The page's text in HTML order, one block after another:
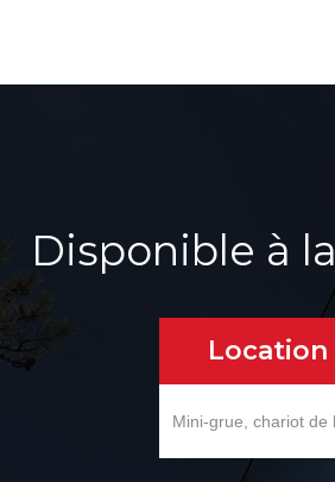
Disponible à la
Location
for: